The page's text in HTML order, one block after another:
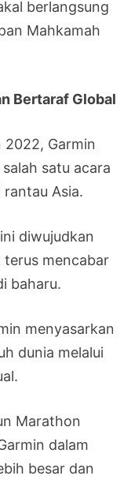
berlangsung
Mahkamah
Bertaraf Global
2022, Garmin
satu acara
Asia.
diwujudkan
terus mencabar
baharu.
menyasarkan
dunia melalui
Marathon
dalam
besar dan